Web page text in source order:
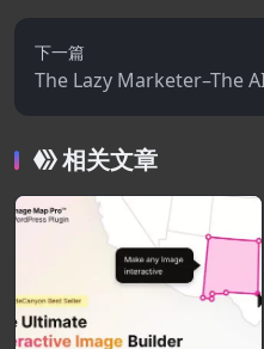
下一篇
The Lazy Marketer–The
stermind
相关文章